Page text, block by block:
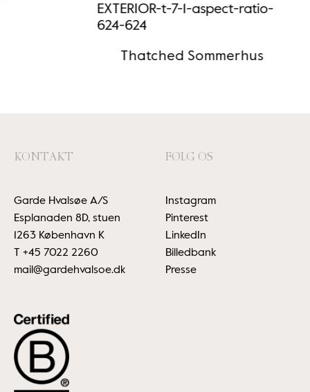
Thatched Sommerhus
KONTAKT
Garde Hvalsøe A/S
Esplanaden 8D, stuen
1263 København K
T +45 7022 2260
mail@gardehvalsoe.dk
FØLG OS
Instagram
Pinterest
LinkedIn
Billedbank
Presse